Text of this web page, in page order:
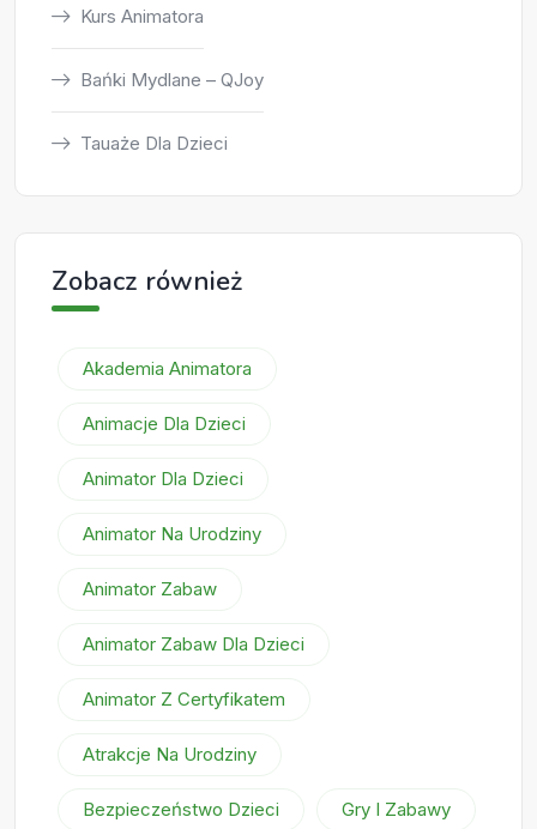
Kurs Animatora
Bańki Mydlane – QJoy
Tauaże Dla Dzieci
Zobacz również
Akademia Animatora
Animacje Dla Dzieci
Animator Dla Dzieci
Animator Na Urodziny
Animator Zabaw
Animator Zabaw Dla Dzieci
Animator Z Certyfikatem
Atrakcje Na Urodziny
Bezpieczeństwo Dzieci Gry I Zabawy